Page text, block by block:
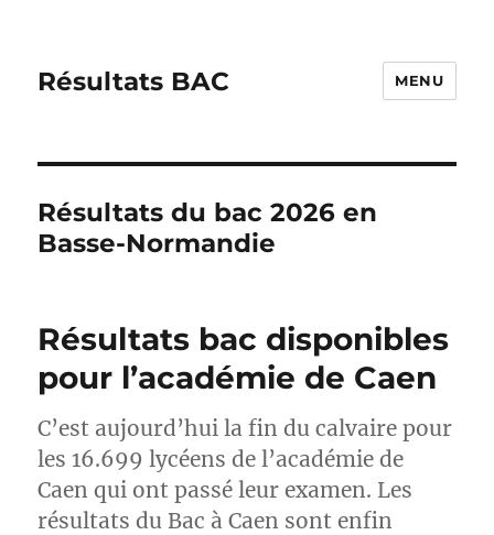
Résultats BAC MENU
Résultats du bac 2026 en
Basse-Normandie
Résultats bac disponibles
pour l’académie de Caen
C’est aujourd’hui la fin du calvaire pour
les 16.699 lycéens de l’académie de
Caen qui ont passé leur examen. Les
résultats du Bac à Caen sont enfin